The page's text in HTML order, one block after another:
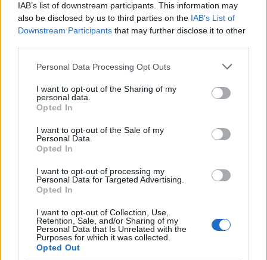
IAB’s list of downstream participants. This information may
also be disclosed by us to third parties on the IAB’s List of
Downstream Participants that may further disclose it to other
Please note that this website/app uses one or more Google
not limited to your visit or usage behaviour. You may click to
grant or deny consent to Google and its third-party tags to
use your data for below specified purposes in below Google
consent section.
Personal Data Processing Opt Outs
I want to opt-out of the Sharing of my
personal data.
Opted In
I want to opt-out of the Sale of my
Personal Data.
Opted In
I want to opt-out of processing my
Personal Data for Targeted Advertising.
Opted In
I want to opt-out of Collection, Use,
Retention, Sale, and/or Sharing of my
Personal Data that Is Unrelated with the
Purposes for which it was collected.
Opted Out
Ο Rashidi Yekini πέθανε αιφνιδίως στις 4 Μαΐου
2012 σε ηλικία 48 ετών. Τα ακριβή αίτια του
θανάτου του δεν είναι ακόμα γνωστά, ωστόσο το
2011, τα Μέσα Μαζικής Ενημέρωσης της πατρίδας
του ανακοίνωσαν ότι ο Rashidi Yekini μετά το τέλος
της ποδοσφαιρικής του καριέρας έπασχε από
διπολική διαταραχή και βαριά κατάθλιψη, κάτι που
τον οδήγησε στο να μένει μόνος του.